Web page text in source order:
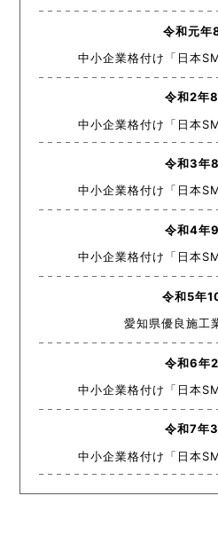
令和元年
中小企業格付け「日本
令和2年
中小企業格付け「日本
令和3年
中小企業格付け「日本
令和4年
中小企業格付け「日本
令和5年
愛知県優良施工
令和6年
中小企業格付け「日本
令和7年
中小企業格付け「日本